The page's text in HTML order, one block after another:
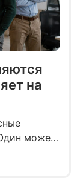
на
может
пару